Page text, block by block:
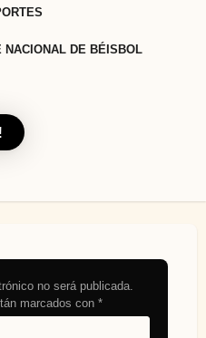
NACIONAL DE BÉISBOL
no será publicada.
marcados con *